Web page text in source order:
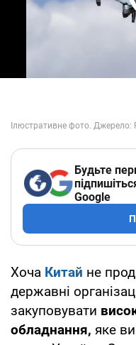
Будьте
Google
Хоча Китай не
державні
закуповувати
обладнання, яке